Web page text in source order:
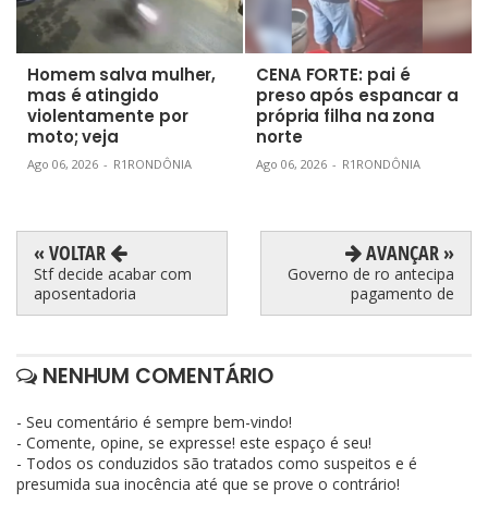
Homem salva mulher,
mas é atingido
violentamente por
moto; veja
Ago 06, 2026 - R1RONDÔNIA
CENA FORTE: pai é
preso após espancar a
própria filha na zona
norte
Ago 06, 2026 - R1RONDÔNIA
« VOLTAR
Stf decide acabar com
aposentadoria
AVANÇAR »
Governo de ro antecipa
pagamento de
NENHUM COMENTÁRIO
- Seu comentário é sempre bem-vindo!
- Comente, opine, se expresse! este espaço é seu!
- Todos os conduzidos são tratados como suspeitos e é
presumida sua inocência até que se prove o contrário!